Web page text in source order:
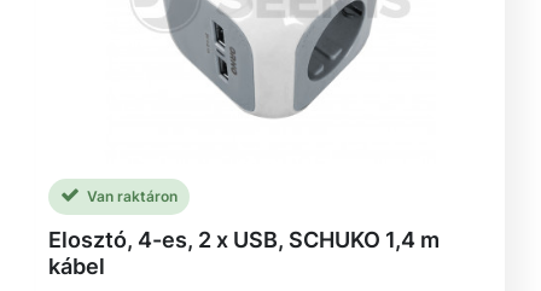
Van raktáron
Elosztó, 4-es, 2 x USB, SCHUKO 1,4 m
kábel